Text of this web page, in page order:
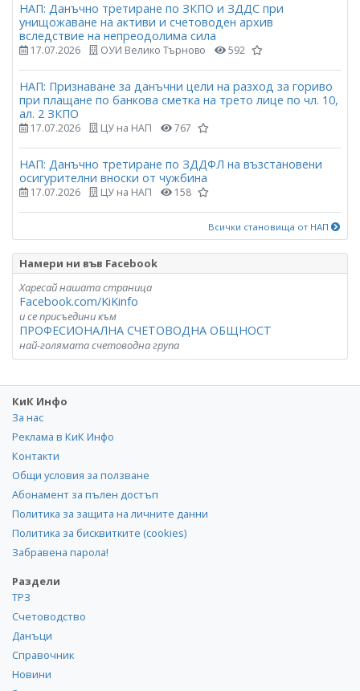
НАП: Данъчно третиране по ЗКПО и ЗДДС при
унищожаване на активи и счетоводен архив
вследствие на непреодолима сила
17.07.2026 ОУИ Велико Търново 592
НАП: Признаване за данъчни цели на разход за гориво
при плащане по банкова сметка на трето лице по чл. 10,
ал. 2 ЗКПО
17.07.2026 ЦУ на НАП 767
НАП: Данъчно третиране по ЗДДФЛ на възстановени
осигурителни вноски от чужбина
17.07.2026 ЦУ на НАП 158
Всички становища от НАП
Намери ни във Facebook
Харесай нашата страница
Facebook.com/KiKinfo
и се присъедини към
ПРОФЕСИОНАЛНА СЧЕТОВОДНА ОБЩНОСТ
най-голямата счетоводна група
КиК Инфо
За нас
Реклама в КиК Инфо
Контакти
Общи условия за ползване
Абонамент за пълен достъп
Политика за защита на личните данни
Политика за бисквитките (cookies)
Забравена парола!
Раздели
ТРЗ
Счетоводство
Данъци
Справочник
Новини